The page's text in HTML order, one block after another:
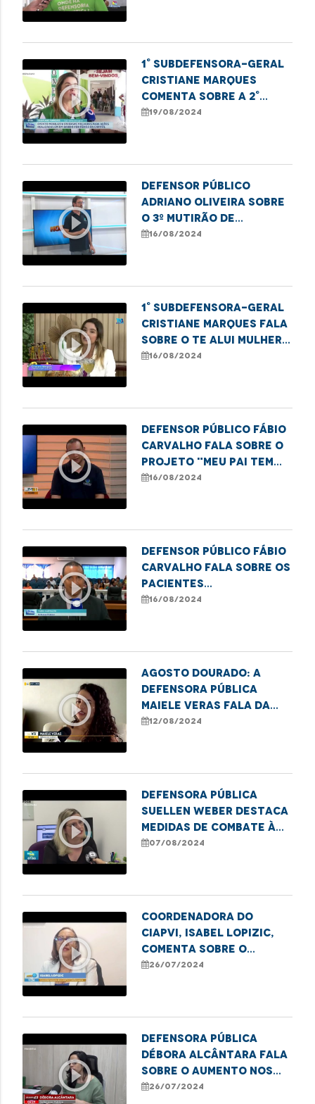
play_circle_outline
1° Subdefensora-geral
Cristiane Marques
comenta sobre a 2°
edição do projeto Te
19/08/2024
play_circle_outline
Defensor público
Adriano Oliveira sobre
o 3º Mutirão de
Registro de
16/08/2024
play_circle_outline
1° Subdefensora-geral
Cristiane Marques fala
sobre o Te Alui Mulher
ao Programa Café com
16/08/2024
play_circle_outline
Defensor público Fábio
Carvalho fala sobre o
projeto "Meu Pai tem
Nome"
16/08/2024
play_circle_outline
Defensor público Fábio
Carvalho fala sobre os
pacientes
encaminhados para
16/08/2024
play_circle_outline
Agosto Dourado: A
defensora pública
Maiele Veras fala da
sua experiência
12/08/2024
play_circle_outline
Defensora pública
Suellen Weber destaca
medidas de combate à
violência contra a
07/08/2024
play_circle_outline
Coordenadora do
CIAPVI, Isabel Lopizic,
comenta sobre o
aumento de violência
26/07/2024
play_circle_outline
Defensora pública
Débora Alcântara fala
sobre o aumento nos
casos de feminicídio.
26/07/2024